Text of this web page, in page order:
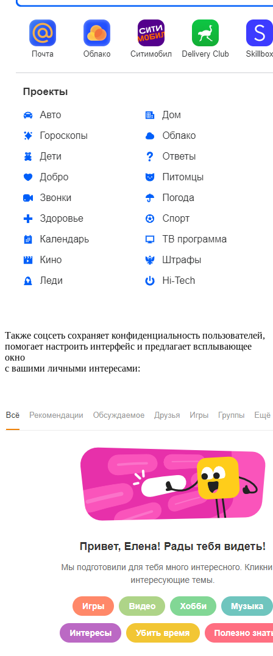
Также соцсеть сохраняет конфиденциальность пользователей,
помогает настроить интерфейс и предлагает всплывающее
окно
с вашими личными интересами: